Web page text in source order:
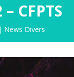
– CFPTS
| News Divers